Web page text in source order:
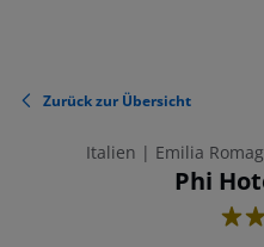
Zurück zur Übersicht
Italien | Emilia
Phi
4